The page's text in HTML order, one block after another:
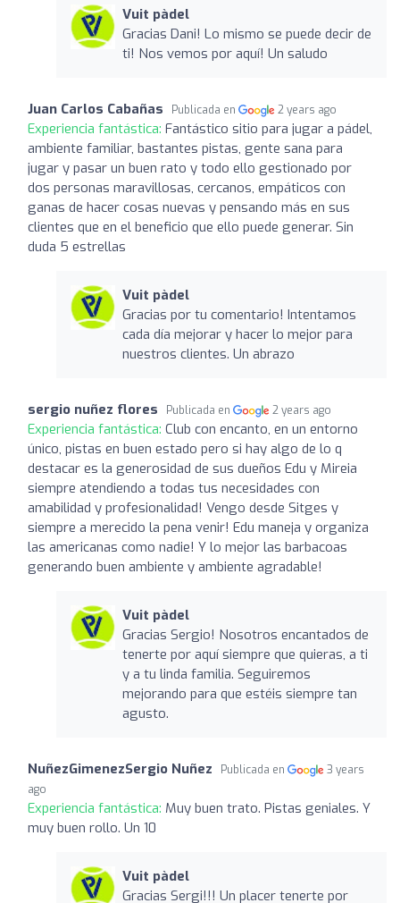
Vuit pàdel
Gracias Dani! Lo mismo se puede decir de
ti! Nos vemos por aquí! Un saludo
Juan Carlos Cabañas Publicada en 2 years ago
Experiencia fantástica: Fantástico sitio para jugar a pádel,
ambiente familiar, bastantes pistas, gente sana para
jugar y pasar un buen rato y todo ello gestionado por
dos personas maravillosas, cercanos, empáticos con
ganas de hacer cosas nuevas y pensando más en sus
clientes que en el beneficio que ello puede generar. Sin
duda 5 estrellas
Vuit pàdel
Gracias por tu comentario! Intentamos
cada día mejorar y hacer lo mejor para
nuestros clientes. Un abrazo
sergio nuñez flores Publicada en 2 years ago
Experiencia fantástica: Club con encanto, en un entorno
único, pistas en buen estado pero si hay algo de lo q
destacar es la generosidad de sus dueños Edu y Mireia
siempre atendiendo a todas tus necesidades con
amabilidad y profesionalidad! Vengo desde Sitges y
siempre a merecido la pena venir! Edu maneja y organiza
las americanas como nadie! Y lo mejor las barbacoas
generando buen ambiente y ambiente agradable!
Vuit pàdel
Gracias Sergio! Nosotros encantados de
tenerte por aquí siempre que quieras, a ti
y a tu linda familia. Seguiremos
mejorando para que estéis siempre tan
agusto.
NuñezGimenezSergio Nuñez Publicada en
3 years
ago
Experiencia fantástica: Muy buen trato. Pistas geniales. Y
muy buen rollo. Un 10
Vuit pàdel
Gracias Sergi!!! Un placer tenerte por